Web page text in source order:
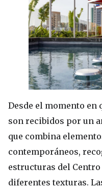
Desde el momento en
son recibidos por un
que combina
contemporáneos,
estructuras del
diferentes texturas.